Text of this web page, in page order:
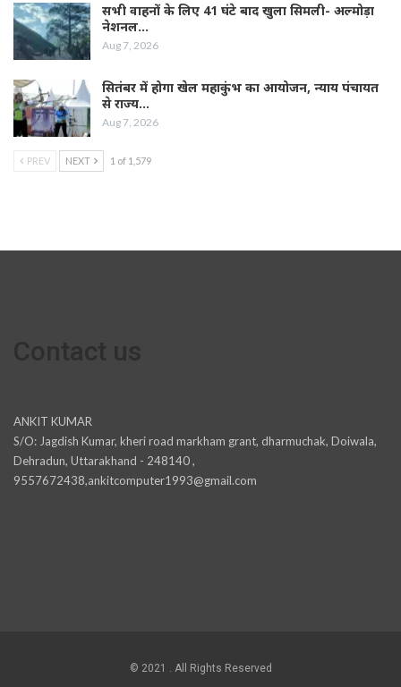
सभी वाहनों के लिए 41 घंटे बाद खुला सिमली- अल्मोड़ा
नेशनल…
Aug 7, 2026
सितंबर में होगा खेल महाकुंभ का आयोजन, न्याय पंचायत
से राज्य…
Aug 7, 2026
PREV NEXT 1 of 1,579
ANKIT KUMAR
S/O: Jagdish Kumar, kheri road markham grant, dharmuchak, Doiwala,
Dehradun, Uttarakhand - 248140 ,
9557672438,ankitcomputer1993@gmail.com
© 2021 . All Rights Reserved